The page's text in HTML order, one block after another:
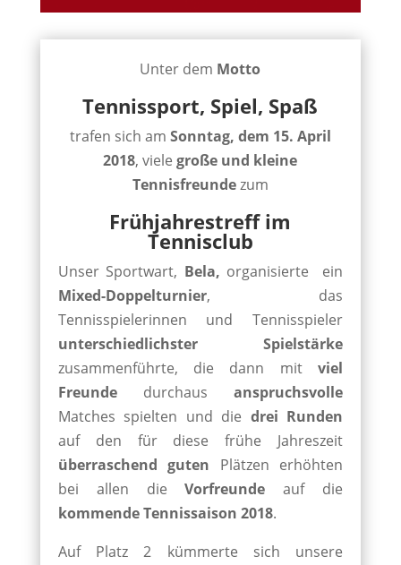
Unter dem Motto
Tennissport, Spiel, Spaß
trafen sich am Sonntag, dem 15. April
2018, vielegroße und kleine
Tennisfreundezum
Frühjahrestreff im
Tennisclub
Unser Sportwart, Bela, organisierte ein
Mixed-Doppelturnier, das
Tennisspielerinnen und Tennisspieler
unterschiedlichster Spielstärke
zusammenführte, die dann mitviel
Freundedurchausanspruchsvolle
Matches spielten und die drei Runden
auf den für diese frühe Jahreszeit
überraschend guten Plätzen erhöhten
bei allen dieVorfreunde auf die
kommende Tennissaison 2018.
Auf Platz 2 kümmerte sich unsere